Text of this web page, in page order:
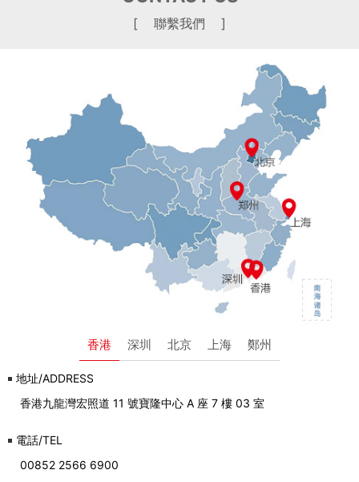
[ 聯繫我們 ]
香港 深圳 北京 上海 鄭州
地址/ADDRESS
香港九龍灣宏照道 11 號寶隆中心 A 座 7 樓 03 室
電話/TEL
00852 2566 6900